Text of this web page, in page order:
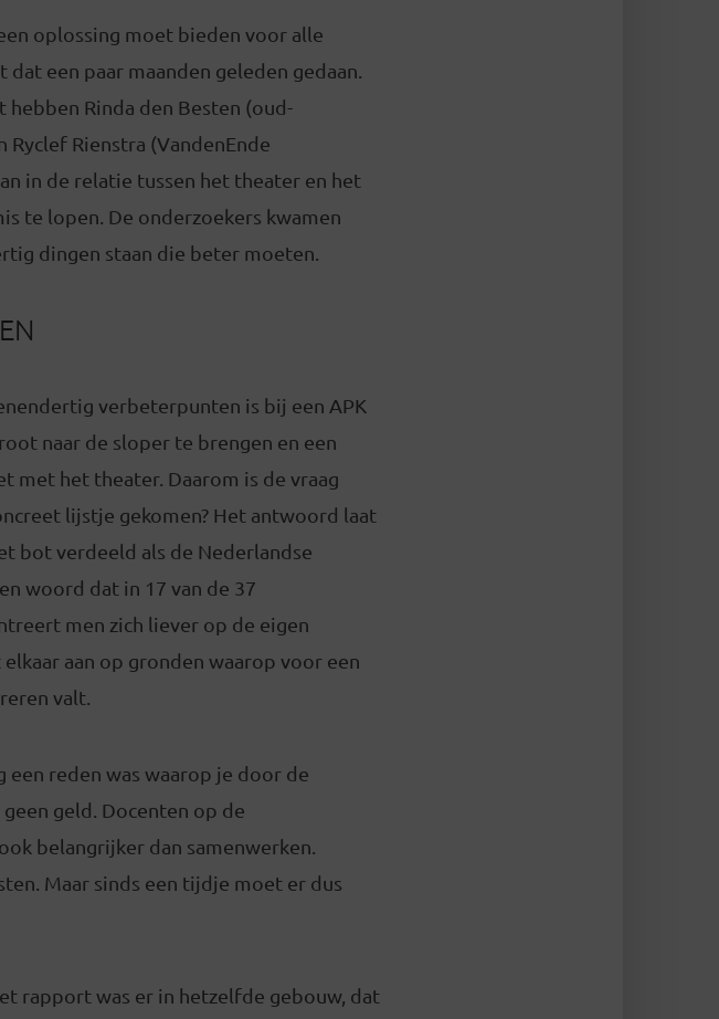
oplossing moet bieden voor alle
een paar maanden geleden gedaan.
Rinda den Besten (oud-
Rienstra (VandenEnde
in de relatie tussen het theater en het
te lopen. De onderzoekers kwamen
dingen staan die beter moeten.
verbeterpunten is bij een APK
naar de sloper te brengen en een
met het theater. Daarom is de vraag
lijstje gekomen? Het antwoord laat
bot verdeeld als de Nederlandse
woord dat in 17 van de 37
men zich liever op de eigen
aan op gronden waarop voor een
valt.
reden was waarop je door de
geld. Docenten op de
belangrijker dan samenwerken.
Maar sinds een tijdje moet er dus
rapport was er in hetzelfde gebouw, dat